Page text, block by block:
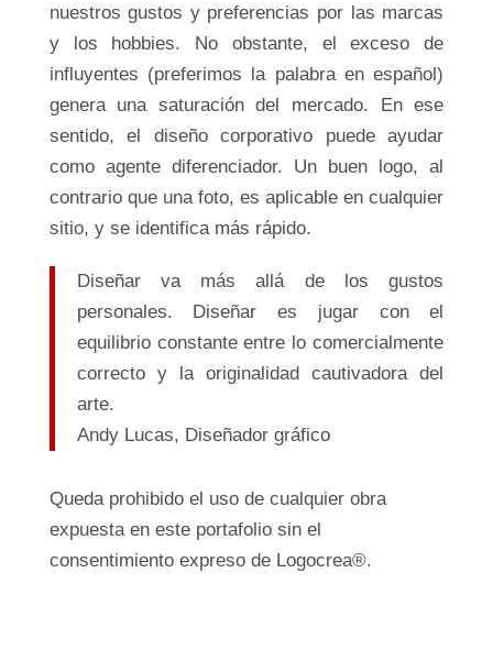
nuestros gustos y preferencias por las marcas
y los hobbies. No obstante, el exceso de
influyentes (preferimos la palabra en español)
genera una saturación del mercado. En ese
sentido, el diseño corporativo puede ayudar
como agente diferenciador. Un buen logo, al
contrario que una foto, es aplicable en cualquier
sitio, y se identifica más rápido.
Diseñar va más allá de los gustos
personales. Diseñar es jugar con el
equilibrio constante entre lo comercialmente
correcto y la originalidad cautivadora del
arte.
Andy Lucas, Diseñador gráfico
Queda prohibido el uso de cualquier obra
expuesta en este portafolio sin el
consentimiento expreso de Logocrea®.